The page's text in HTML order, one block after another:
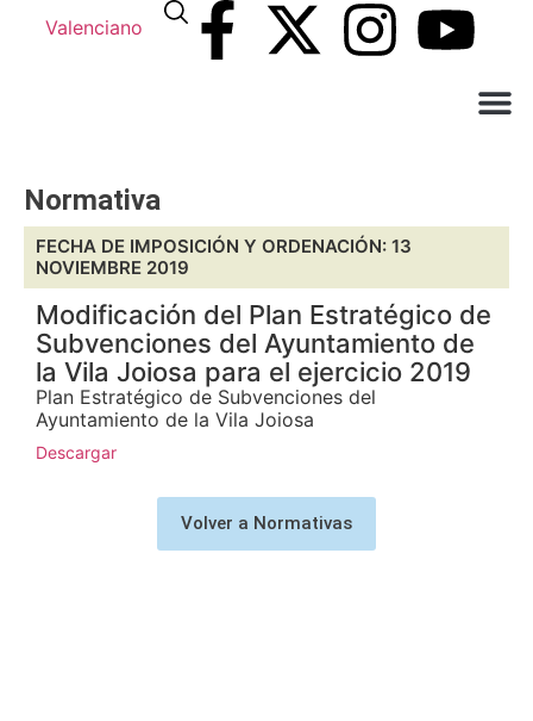
Valenciano
Normativa
FECHA DE IMPOSICIÓN Y ORDENACIÓN: 13
NOVIEMBRE 2019
Modificación del Plan Estratégico de
Subvenciones del Ayuntamiento de
la Vila Joiosa para el ejercicio 2019
Plan Estratégico de Subvenciones del
Ayuntamiento de la Vila Joiosa
Descargar
Volver a Normativas